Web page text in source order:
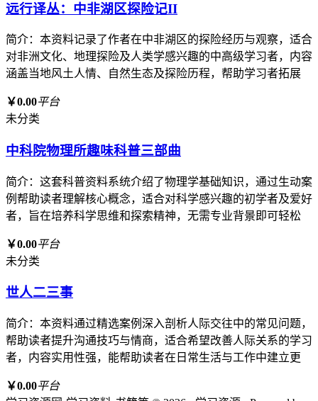
远行译丛：中非湖区探险记II
简介：本资料记录了作者在中非湖区的探险经历与观察，适合
对非洲文化、地理探险及人类学感兴趣的中高级学习者，内容
涵盖当地风土人情、自然生态及探险历程，帮助学习者拓展
￥0.00平台
未分类
中科院物理所趣味科普三部曲
简介：这套科普资料系统介绍了物理学基础知识，通过生动案
例帮助读者理解核心概念，适合对科学感兴趣的初学者及爱好
者，旨在培养科学思维和探索精神，无需专业背景即可轻松
￥0.00平台
未分类
世人二三事
简介：本资料通过精选案例深入剖析人际交往中的常见问题，
帮助读者提升沟通技巧与情商，适合希望改善人际关系的学习
者，内容实用性强，能帮助读者在日常生活与工作中建立更
￥0.00平台